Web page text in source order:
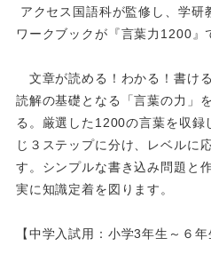
アクセス国語科が監修し、学研
ワークブックが『言葉力1200』
文章が読める！わかる！書ける
読解の基礎となる「言葉の力」
る。厳選した1200の言葉を収録
じ３ステップに分け、レベルに
す。シンプルな書き込み問題と
実に知識定着を図ります。
【中学入試用：小学3年生～６年